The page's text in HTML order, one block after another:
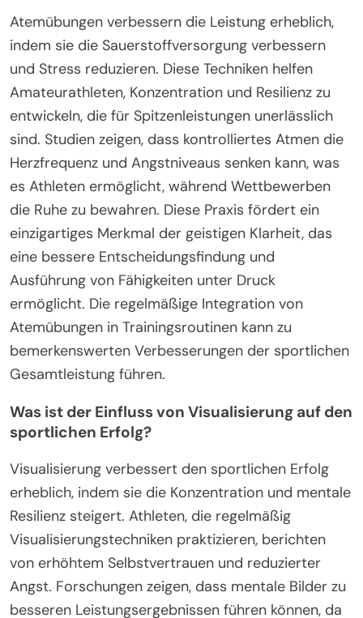
Atemübungen verbessern die Leistung erheblich,
indem sie die Sauerstoffversorgung verbessern
und Stress reduzieren. Diese Techniken helfen
Amateurathleten, Konzentration und Resilienz zu
entwickeln, die für Spitzenleistungen unerlässlich
sind. Studien zeigen, dass kontrolliertes Atmen die
Herzfrequenz und Angstniveaus senken kann, was
es Athleten ermöglicht, während Wettbewerben
die Ruhe zu bewahren. Diese Praxis fördert ein
einzigartiges Merkmal der geistigen Klarheit, das
eine bessere Entscheidungsfindung und
Ausführung von Fähigkeiten unter Druck
ermöglicht. Die regelmäßige Integration von
Atemübungen in Trainingsroutinen kann zu
bemerkenswerten Verbesserungen der sportlichen
Gesamtleistung führen.
Was ist der Einfluss von Visualisierung auf den
sportlichen Erfolg?
Visualisierung verbessert den sportlichen Erfolg
erheblich, indem sie die Konzentration und mentale
Resilienz steigert. Athleten, die regelmäßig
Visualisierungstechniken praktizieren, berichten
von erhöhtem Selbstvertrauen und reduzierter
Angst. Forschungen zeigen, dass mentale Bilder zu
besseren Leistungsergebnissen führen können, da